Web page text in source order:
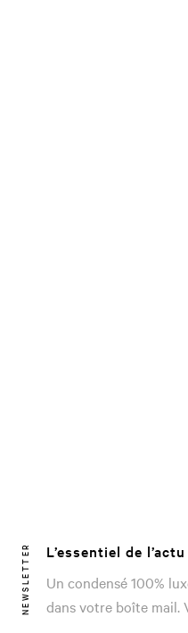
NEWSLETTER
L’essentiel de
Un condensé 100%
dans votre boîte mail.